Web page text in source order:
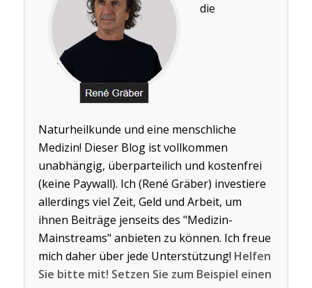
die
Naturheilkunde und eine menschliche
Medizin! Dieser Blog ist vollkommen
unabhängig, überparteilich und kostenfrei
(keine Paywall). Ich (René Gräber) investiere
allerdings viel Zeit, Geld und Arbeit, um
ihnen Beiträge jenseits des "Medizin-
Mainstreams" anbieten zu können. Ich freue
mich daher über jede Unterstützung! Helfen
Sie bitte mit! Setzen Sie zum Beispiel einen